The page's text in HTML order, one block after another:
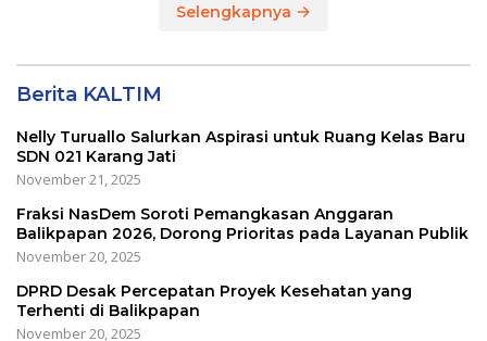
Selengkapnya
Berita KALTIM
Nelly Turuallo Salurkan Aspirasi untuk Ruang Kelas Baru
SDN 021 Karang Jati
November 21, 2025
Fraksi NasDem Soroti Pemangkasan Anggaran
Balikpapan 2026, Dorong Prioritas pada Layanan Publik
November 20, 2025
DPRD Desak Percepatan Proyek Kesehatan yang
Terhenti di Balikpapan
November 20, 2025